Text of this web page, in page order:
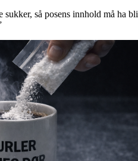
sukker, så posens innhold må ha